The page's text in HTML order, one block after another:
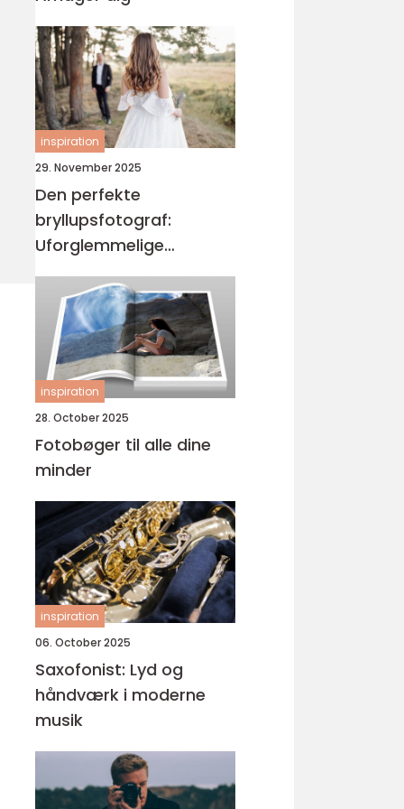
inspiration
29. November 2025
Den perfekte
bryllupsfotograf:
Uforglemmelige
øjeblikke
inspiration
28. October 2025
Fotobøger til alle dine
minder
inspiration
06. October 2025
Saxofonist: Lyd og
håndværk i moderne
musik